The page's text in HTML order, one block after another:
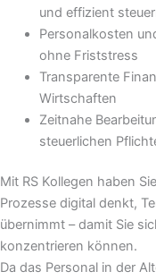
und effizient
Personalkosten
ohne Friststress
Transparente
Wirtschaften
Zeitnahe
steuerlichen
Mit RS Kollegen haben
Prozesse digital denkt,
übernimmt – damit Sie
konzentrieren können.
Da das Personal in der